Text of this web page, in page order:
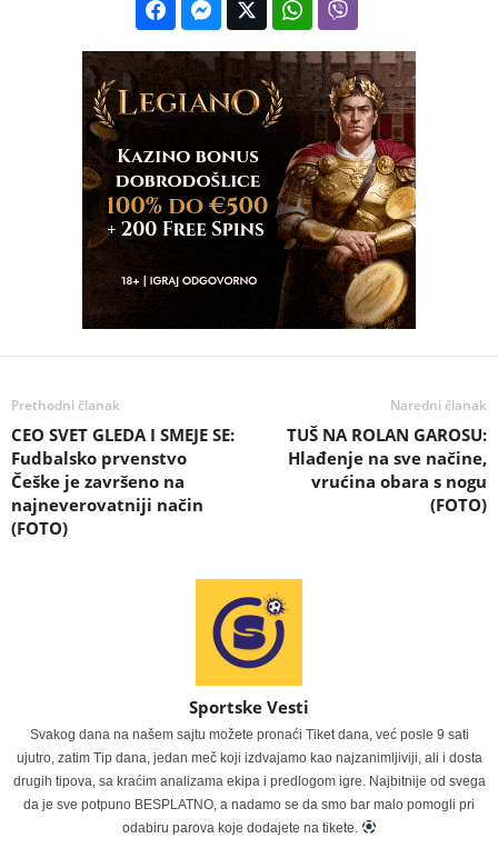
Prethodni članak
CEO SVET GLEDA I SMEJE SE:
Fudbalsko prvenstvo
Češke je završeno na
najneverovatniji način
(FOTO)
Naredni članak
TUŠ NA ROLAN GAROSU:
Hlađenje na sve načine,
vrućina obara s nogu
(FOTO)
Sportske Vesti
Svakog dana na našem sajtu možete pronaći Tiket dana, već posle 9 sati
ujutro, zatim Tip dana, jedan meč koji izdvajamo kao najzanimljiviji, ali i dosta
drugih tipova, sa kraćim analizama ekipa i predlogom igre. Najbitnije od svega
da je sve potpuno BESPLATNO, a nadamo se da smo bar malo pomogli pri
odabiru parova koje dodajete na tikete.